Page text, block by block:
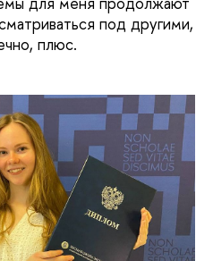
под другими,
плюс.